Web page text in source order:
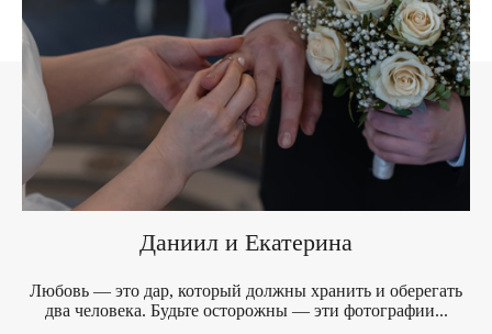
Даниил и Екатерина
Любовь — это дар, который должны хранить и оберегать
два человека. Будьте осторожны — эти фотографии...